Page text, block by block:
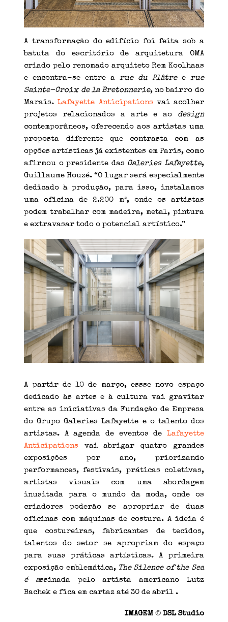
A transformação do edifício foi feita sob a
batuta do escritório de arquitetura OMA
criado pelo renomado arquiteto Rem Koolhaas
e encontra-se entre a rue du Plâtree rue
Sainte-Croix de la Bretonnerie, no bairro do
Marais.Lafayette Anticipations vai acolher
projetos relacionados a arte e ao design
contemporâneos, oferecendo aos artistas uma
proposta diferente que contrasta com as
opções artísticas já existentes em Paris, como
afirmou o presidente das Galeries Lafayette,
Guillaume Houzé. “O lugar será especialmente
dedicado à produção, para isso, instalamos
uma oficina de 2.200 m², onde os artistas
podem trabalhar com madeira, metal, pintura
e extravasar todo o potencial artístico.”
A partir de 10 de março, essse novo espaço
dedicado às artes e à cultura vai gravitar
entre as iniciativas da Fundação de Empresa
do Grupo Galeries Lafayette e o talento dos
artistas. A agenda de eventos de Lafayette
Anticipations vai abrigar quatro grandes
exposições por ano, priorizando
performances, festivais, práticas coletivas,
artistas visuais com uma abordagem
inusitada para o mundo da moda, onde os
criadores poderão se apropriar de duas
oficinas com máquinas de costura. A ideia é
que costureiras, fabricantes de tecidos,
talentos do setor se apropriam do espaço
para suas práticas artísticas. A primeira
exposição emblemática, The Silence of the Sea
é assinada pelo artista americano Lutz
Bachek e fica em cartaz até 30 de abril .
IMAGEM ©DSL Studio